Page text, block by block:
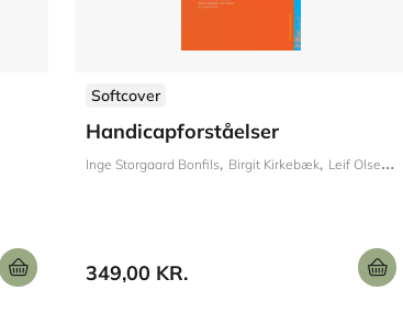
Softcover
Handicapforståelser
Inge Storgaard Bonfils Birgit Kirkebæk Leif Olsen
349,00 KR.